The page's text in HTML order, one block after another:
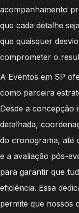
acompanhamento
que cada detalhe
que quaisquer
comprometer o
A Eventos em SP
como parceira
Desde a concepção
detalhada,
do cronograma, até
e a avaliação pós-
para garantir que
eficiência. Essa
permite que nossos